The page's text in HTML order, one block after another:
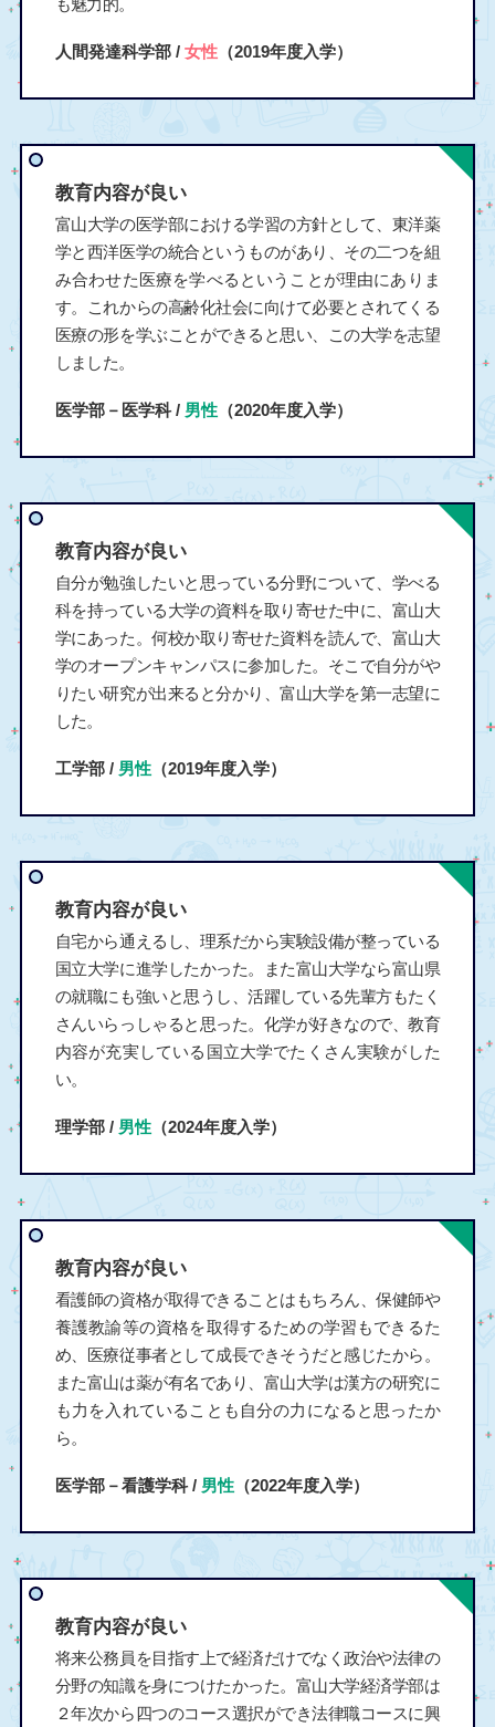
人間発達科学部 / 女性（2019年度入学）
教育内容が良い
富山大学の医学部における学習の方針として、東洋薬
学と西洋医学の統合というものがあり、その二つを組
み合わせた医療を学べるということが理由にありま
す。これからの高齢化社会に向けて必要とされてくる
医療の形を学ぶことができると思い、この大学を志望
しました。
医学部－医学科 / 男性（2020年度入学）
教育内容が良い
自分が勉強したいと思っている分野について、学べる
科を持っている大学の資料を取り寄せた中に、富山大
学にあった。何校か取り寄せた資料を読んで、富山大
学のオープンキャンパスに参加した。そこで自分がや
りたい研究が出来ると分かり、富山大学を第一志望に
した。
工学部 / 男性（2019年度入学）
教育内容が良い
自宅から通えるし、理系だから実験設備が整っている
国立大学に進学したかった。また富山大学なら富山県
の就職にも強いと思うし、活躍している先輩方もたく
さんいらっしゃると思った。化学が好きなので、教育
内容が充実している国立大学でたくさん実験がした
い。
理学部 / 男性（2024年度入学）
教育内容が良い
看護師の資格が取得できることはもちろん、保健師や
養護教諭等の資格を取得するための学習もできるた
め、医療従事者として成長できそうだと感じたから。
また富山は薬が有名であり、富山大学は漢方の研究に
も力を入れていることも自分の力になると思ったか
ら。
医学部－看護学科 / 男性（2022年度入学）
教育内容が良い
将来公務員を目指す上で経済だけでなく政治や法律の
分野の知識を身につけたかった。富山大学経済学部は
２年次から四つのコース選択ができ法律職コースに興